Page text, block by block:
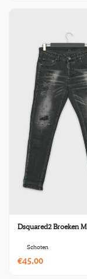
Dsquared2 Broeken M
Schoten
€45,00